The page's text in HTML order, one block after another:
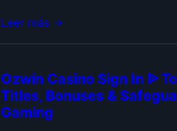
Leer más →
Ozwin Casino Sign In ᐉ
Titles, Bonuses &
Gaming